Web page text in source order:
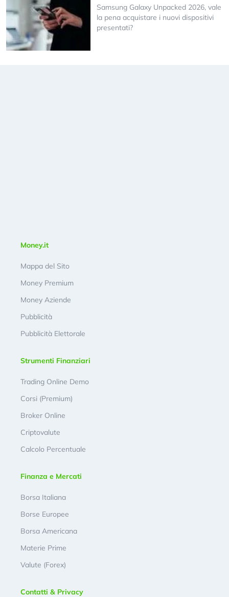
Samsung Galaxy Unpacked 2026, vale
la pena acquistare i nuovi dispositivi
presentati?
Money.it
Mappa del Sito
Money Premium
Money Aziende
Pubblicità
Pubblicità Elettorale
Strumenti Finanziari
Trading Online Demo
Corsi (Premium)
Broker Online
Criptovalute
Calcolo Percentuale
Finanza e Mercati
Borsa Italiana
Borse Europee
Borsa Americana
Materie Prime
Valute (Forex)
Contatti & Privacy